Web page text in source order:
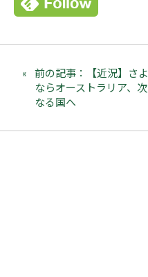
前の記事：【近況】さよ
ならオーストラリア、次
なる国へ